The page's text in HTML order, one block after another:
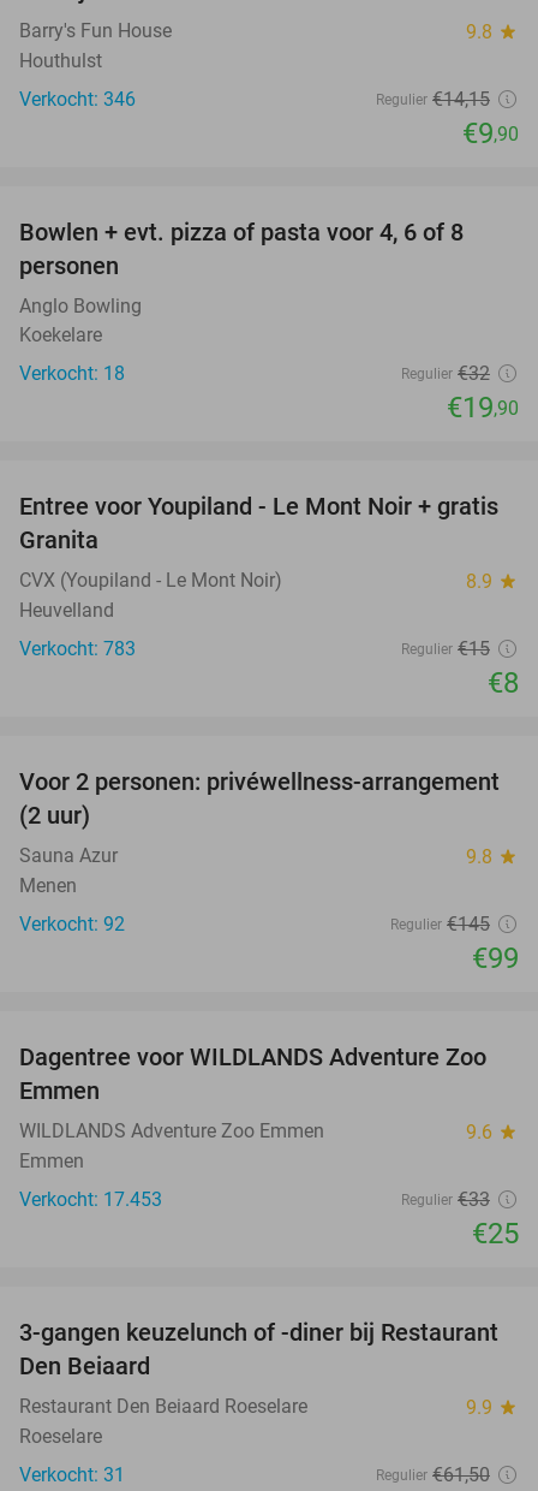
Barry's Fun House 9.8 star
Houthulst
Verkocht: 346
Regulier €14,15
€9,90
Bowlen + evt. pizza of pasta voor 4, 6 of 8
personen
Anglo Bowling
Koekelare
Verkocht: 18
Regulier €32
€19,90
47%
Entree voor Youpiland - Le Mont Noir + gratis
Granita
CVX (Youpiland - Le Mont Noir) 8.9 star
Heuvelland
Verkocht: 783
Regulier €15
€8
32%
Voor 2 personen: privéwellness-arrangement
(2 uur)
Sauna Azur 9.8 star
Menen
Verkocht: 92
Regulier €145
€99
24%
Dagentree voor WILDLANDS Adventure Zoo
Emmen
WILDLANDS Adventure Zoo Emmen 9.6 star
Emmen
Verkocht: 17.453
Regulier €33
€25
43%
3-gangen keuzelunch of -diner bij Restaurant
Den Beiaard
Restaurant Den Beiaard Roeselare 9.9 star
Roeselare
Verkocht: 31
Regulier €61,50